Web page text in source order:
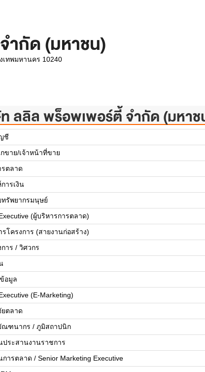
ำกัด (มหาชน)
ทพมหานคร 10240
ลลิล พร็อพเพอร์ตี้ จำกัด (มหาช
ชี
ขาย/เจ้าหน้าที่ขาย
รตลาด
ารเงิน
ทรัพยากรมนุษย์
(ผู้บริหารการตลาด)
โครงการ (สายงานก่อสร้าง)
าร / วิศวกร
อมูล
(E-Marketing)
ยตลาด
ณฑนากร / ภูมิสถาปนิก
ประสานงานราชการ
ารตลาด / Senior Marketing Executive